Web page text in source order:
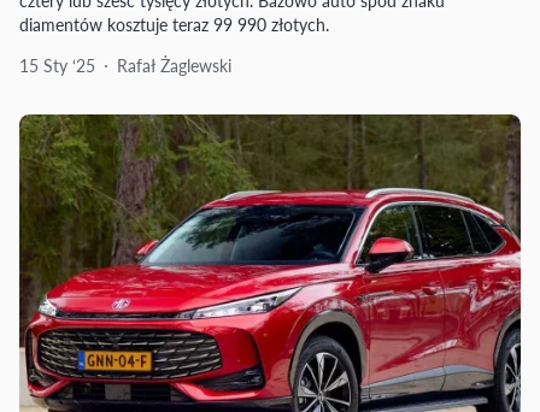
diamentów kosztuje teraz 99 990 złotych.
15 Sty ‘25
Rafał Żaglewski